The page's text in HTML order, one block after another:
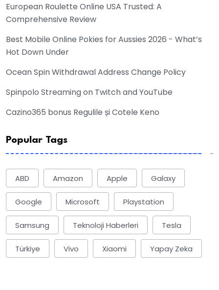
European Roulette Online USA Trusted: A
Comprehensive Review
Best Mobile Online Pokies for Aussies 2026 - What’s
Hot Down Under
Ocean Spin Withdrawal Address Change Policy
Spinpolo Streaming on Twitch and YouTube
Cazino365 bonus Regulile și Cotele Keno
Popular Tags
ABD Amazon Apple Galaxy
Google Microsoft Playstation
Samsung Teknoloji Haberleri Tesla
Türkiye Vivo Xiaomi Yapay Zeka